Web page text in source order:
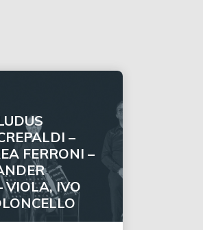
–
FERRONI –
VIOLA, IVO